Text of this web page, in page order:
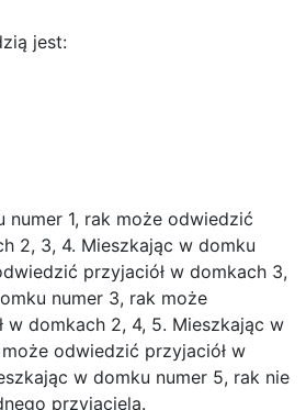
jest:
numer 1, rak może odwiedzić
2, 3, 4. Mieszkając w domku
przyjaciół w domkach 3,
numer 3, rak może
w domkach 2, 4, 5. Mieszkając w
odwiedzić przyjaciół w
w domku numer 5, rak nie
przyjaciela.